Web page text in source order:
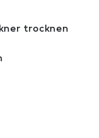
trocknen